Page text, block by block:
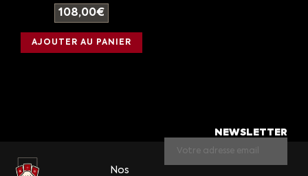
108,00€
AJOUTER AU PANIER
Nos
NEWSLETTER